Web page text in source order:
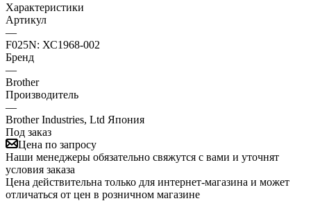
Характеристики
Артикул
—
F025N: ХС1968-002
Бренд
—
Brother
Производитель
—
Brother Industries, Ltd Япония
Под заказ
Цена по запросу
Наши менеджеры обязательно свяжутся с вами и уточнят
условия заказа
Цена действительна только для интернет-магазина и может
отличаться от цен в розничном магазине